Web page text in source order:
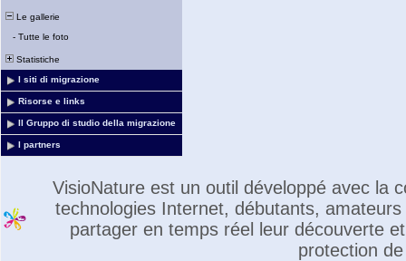
Le gallerie
- Tutte le foto
Statistiche
I siti di migrazione
Risorse e links
Il Gruppo di studio della migrazione
I partners
VisioNature est un outil développé avec la
technologies Internet, débutants,
partager en temps réel leur découverte
protection